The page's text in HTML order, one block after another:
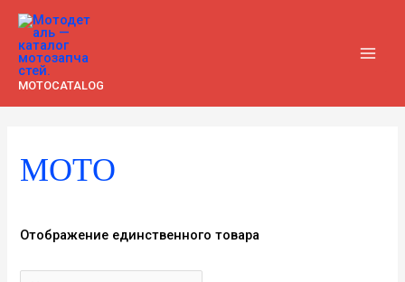
Перейти
содержимому
MOTOCATALOG
МОТО
Отображение единственного товара